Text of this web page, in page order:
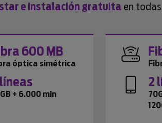
e instalación gratuita en
600 MB
óptica simétrica
+ 6.000 min
2